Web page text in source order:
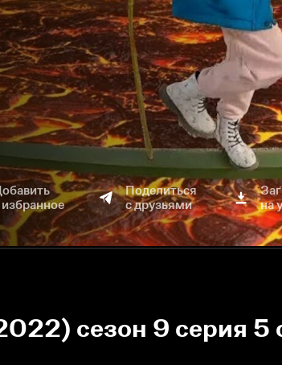
избранное
Поделиться
с друзьями
на
сезон 9 серия 5